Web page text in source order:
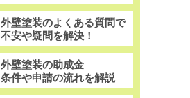
外壁塗装のよくある質問で
不安や疑問を解決！
外壁塗装の助成金
条件や申請の流れを解説